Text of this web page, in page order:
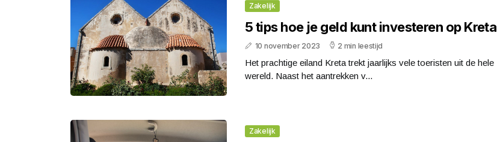
Zakelijk
5 tips hoe je geld kunt investeren op Kreta
10 november 2023 2 min leestijd
Het prachtige eiland Kreta trekt jaarlijks vele toeristen uit de hele
wereld. Naast het aantrekken v...
Zakelijk